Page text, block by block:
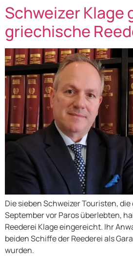
Schweizer Klage
griechische
Die sieben Schweizer Touristen,
September vor Paros überlebten,
Reederei Klage eingereicht. Ihr
beiden Schiffe der Reederei als
wurden.